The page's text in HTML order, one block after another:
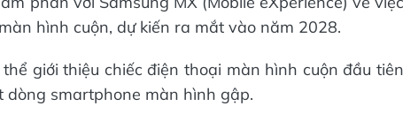
hình cuộn, dự kiến ra mắt vào năm 2028.
giới thiệu chiếc điện thoại màn hình cuộn đầu tiên
smartphone màn hình gập.